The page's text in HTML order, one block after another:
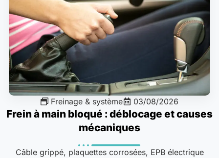
Freinage & système 03/08/2026
Frein à main bloqué : déblocage et causes
mécaniques
Câble grippé, plaquettes corrosées, EPB électrique